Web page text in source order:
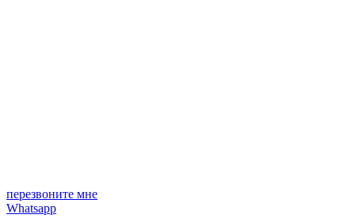
перезвоните мне
Whatsapp